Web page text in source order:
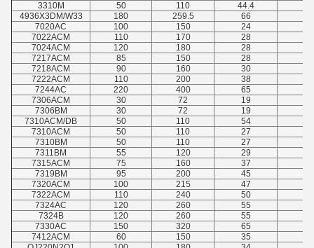
3310M
50 110 44.4
4936X3DM/W33
180 259.5 66
7020AC
100 150 24
7022ACM
110 170 28
7024ACM
120 180 28
7217ACM
85 150 28
7218ACM
90 160 30
7222ACM
110 200 38
7244AC
220 400 65
7306ACM
30 72 19
7306BM
30 72 19
7310ACM/DB
50 110 54
7310ACM
50 110 27
7310BM
50 110 27
7311BM
55 120 29
7315ACM
75 160 37
7319BM
95 200 45
7320ACM
100 215 47
7322ACM
110 240 50
7324AC
120 260 55
7324B
120 260 55
7330AC
150 320 65
7412ACM
60 150 35